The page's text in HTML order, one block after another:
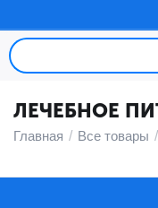
ЛЕЧЕБНОЕ
Главная / Все товары /